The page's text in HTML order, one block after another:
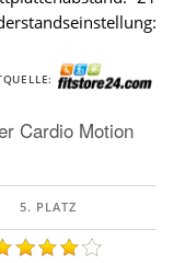
Cardio Motion